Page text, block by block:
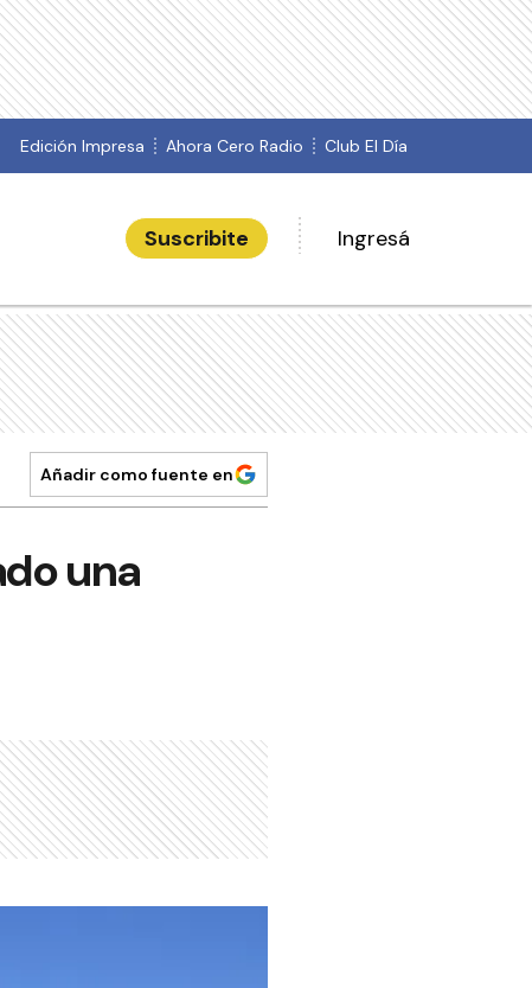
Edición Impresa Ahora Cero Radio Club El Día
Suscribite Ingresá
Añadir como fuente en
una